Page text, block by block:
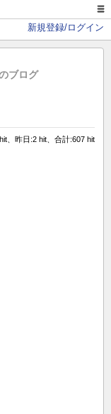
新規登録/ログイン
ブログ
、昨日:2 hit、合計:607 hit